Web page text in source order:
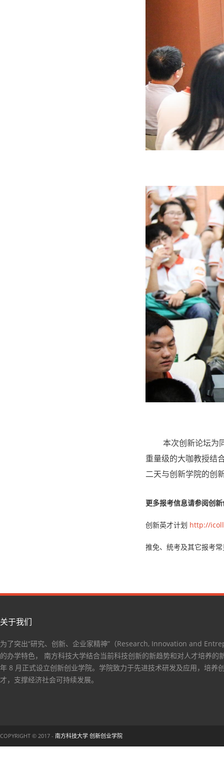
本次创新论坛为
重量级的大咖教授结
二天与创新学院的创
更多报考信息请参阅创
创新英才计划 http://
推免、统考及其它报考
关于我们
为了突出“研究、创新、企业家精神”（Research, Innovation and
的办学特色， 南方科技大学结合当前科技创新的新趋势和对人才培养的
年 8 月正式设立创新创业学院。学院致力于先进技术研发及应用，培养
才，支撑经济社会可持续发展。
COPYRIGHT © 2017 - 南方科技大学 创新创业学院